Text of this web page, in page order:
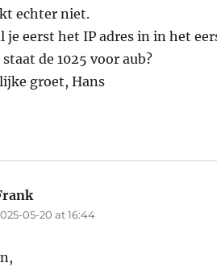
echter niet.
je eerst het IP adres in in het
de 1025 voor aub?
groet, Hans
says:
05-20 at 16:44